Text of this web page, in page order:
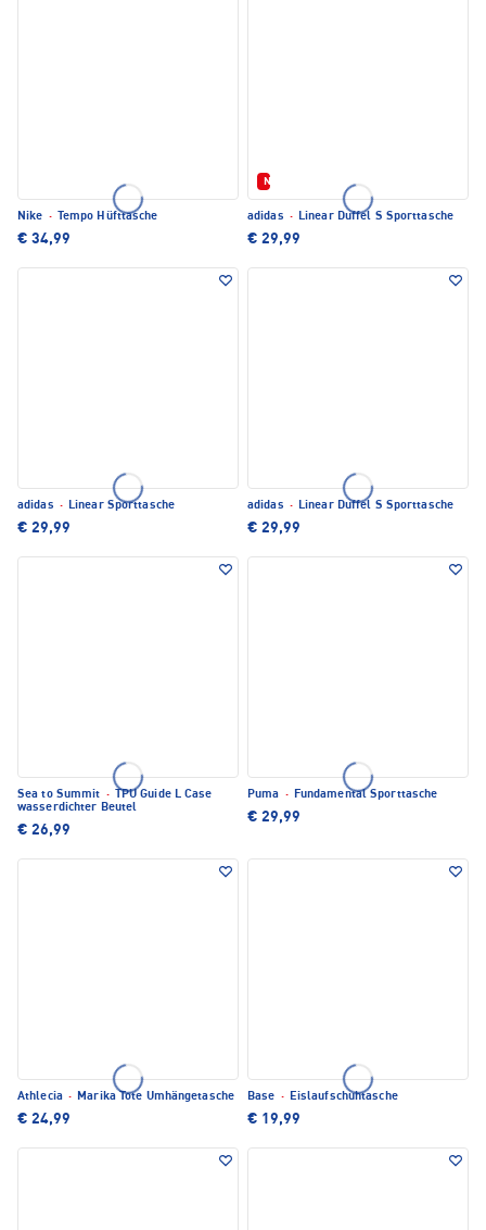
Nike · Tempo Hüfttasche
€ 34,99
Neu
adidas · Linear Duffel S Sporttasche
€ 29,99
adidas · Linear Sporttasche
€ 29,99
adidas · Linear Duffel S Sporttasche
€ 29,99
Sea to Summit ·
TPU Guide L Case
wasserdichter Beutel
€ 26,99
Puma · Fundamental Sporttasche
€ 29,99
Athlecia · Marika Tote Umhängetasche
€ 24,99
Base · Eislaufschuhtasche
€ 19,99